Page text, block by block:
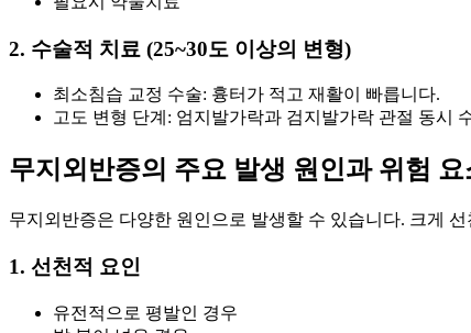
2. 수술적 치료 (25~30도 이상의 변형)
최소침습 교정 수술: 흉터가 적고 재활이 빠릅니다.
고도 변형 단계: 엄지발가락과 검지발가락 관절 동시
무지외반증의 주요 발생 원인과 위험 요
무지외반증은 다양한 원인으로 발생할 수 있습니다. 크게
1. 선천적 요인
유전적으로 평발인 경우